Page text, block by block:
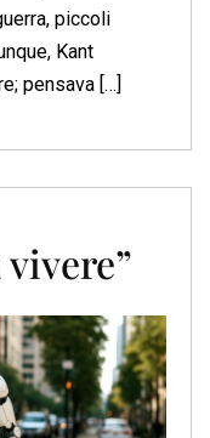
piccoli
Kant
pensava […]